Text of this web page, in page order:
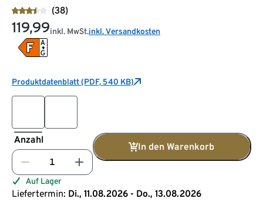
(38)
119,99inkl. MwSt.inkl. Versandkosten
Produktdatenblatt (PDF, 540 KB)
Anzahl
In den Warenkorb
Auf Lager
Liefertermin: Di., 11.08.2026 - Do., 13.08.2026